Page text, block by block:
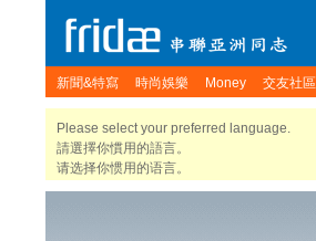
新聞&特寫 時尚娛樂 Money 交友社區
Please select your preferred language.
請選擇你慣用的語言。
请选择你惯用的语言。